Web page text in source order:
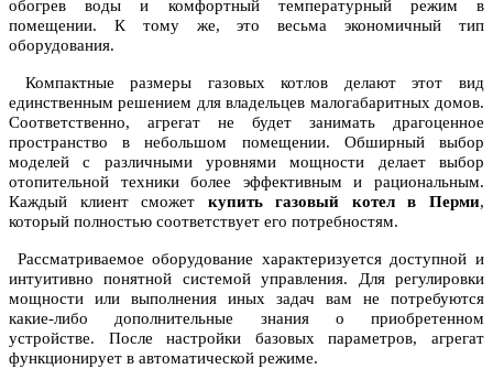
обогрев воды и комфортный температурный режим в
помещении. К тому же, это весьма экономичный тип
оборудования.
Компактные размеры газовых котлов делают этот вид
единственным решением для владельцев малогабаритных домов.
Соответственно, агрегат не будет занимать драгоценное
пространство в небольшом помещении. Обширный выбор
моделей с различными уровнями мощности делает выбор
отопительной техники более эффективным и рациональным.
Каждый клиент сможет купить газовый котел в Перми,
который полностью соответствует его потребностям.
Рассматриваемое оборудование характеризуется доступной и
интуитивно понятной системой управления. Для регулировки
мощности или выполнения иных задач вам не потребуются
какие-либо дополнительные знания о приобретенном
устройстве. После настройки базовых параметров, агрегат
функционирует в автоматической режиме.